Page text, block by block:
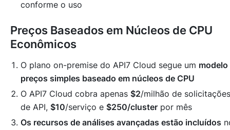
conforme o uso
Preços Baseados em Núcleos de CPU
Econômicos
O plano on-premise do API7 Cloud segue um modelo
preços simples baseado em núcleos de CPU
O API7 Cloud cobra apenas $2/milhão de solicitações
de API, $10/serviço e $250/cluster por mês
Os recursos de análises avançadas estão incluídos